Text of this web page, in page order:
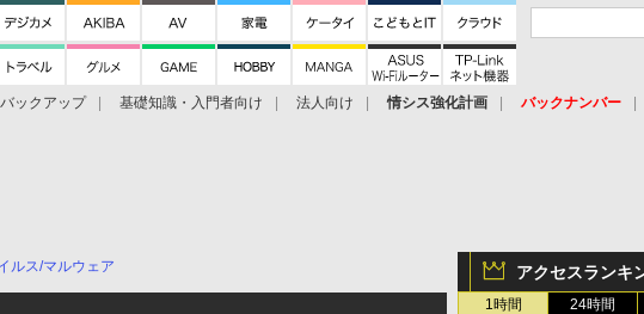
バックアップ 基礎知識・入門者向け 法人向け 情シス強化計画
バックナンバー
アクセスランキ
1時間 24時間
ルス/マルウェア